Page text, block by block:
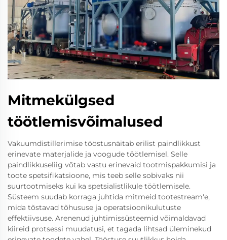
Mitmekülgsed
töötlemisvõimalused
Vakuumdistillerimise tööstusnäitab erilist paindlikkust
erinevate materjalide ja voogude töötlemisel. Selle
paindlikkuseliig võtab vastu erinevaid tootmispakkumisi ja
toote spetsifikatsioone, mis teeb selle sobivaks nii
suurtootmiseks kui ka spetsialistlikule töötlemisele.
Süsteem suudab korraga juhtida mitmeid tootestream'e,
mida tõstavad tõhususe ja operatsioonikulutuste
effektiivsuse. Arenenud juhtimissüsteemid võimaldavad
kiireid protsessi muudatusi, et tagada lihtsad üleminekud